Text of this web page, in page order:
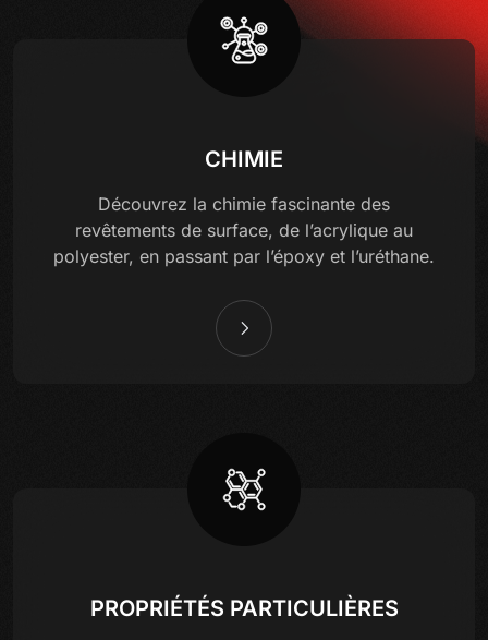
CHIMIE
Découvrez la chimie fascinante des
revêtements de surface, de l’acrylique au
polyester, en passant par l’époxy et l’uréthane.
PROPRIÉTÉS PARTICULIÈRES